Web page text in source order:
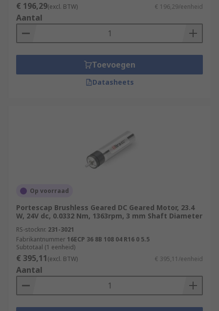
€ 196,29(excl. BTW) € 196,29/eenheid
Aantal
Toevoegen
Datasheets
Op voorraad
Portescap Brushless Geared DC Geared Motor, 23.4
W, 24V dc, 0.0332 Nm, 1363rpm, 3 mm Shaft Diameter
RS-stocknr. 231-3021
Fabrikantnummer 16ECP 36 8B 108 04 R16 0 5.5
Subtotaal (1 eenheid)
€ 395,11(excl. BTW) € 395,11/eenheid
Aantal